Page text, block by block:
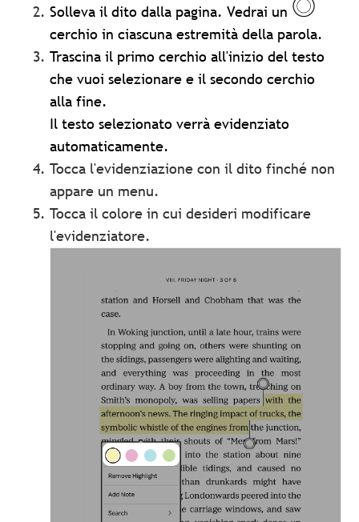
Solleva il dito dalla pagina. Vedrai un
cerchio in ciascuna estremità della parola.
Trascina il primo cerchio all'inizio del testo
che vuoi selezionare e il secondo cerchio
alla fine.
Il testo selezionato verrà evidenziato
automaticamente.
Tocca l'evidenziazione con il dito finché non
appare un menu.
Tocca il colore in cui desideri modificare
l'evidenziatore.